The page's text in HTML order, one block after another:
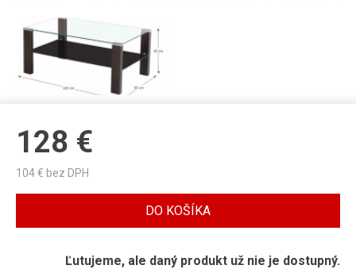
128 €
104€ bez DPH
DO KOŠÍKA
Ľutujeme, ale daný produkt už nie je dostupný.